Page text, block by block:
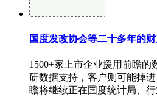
国度发改协会等二十多年的
1500+家上市企业援用前瞻
研数据支持，客户则可能掉
瞻将继续正在国度统计局、